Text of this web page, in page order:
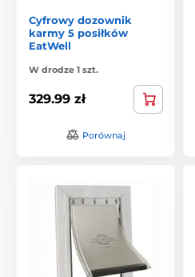
Cyfrowy dozownik
karmy 5 posiłków
EatWell
W drodze 1 szt.
329.99 zł
Porównaj